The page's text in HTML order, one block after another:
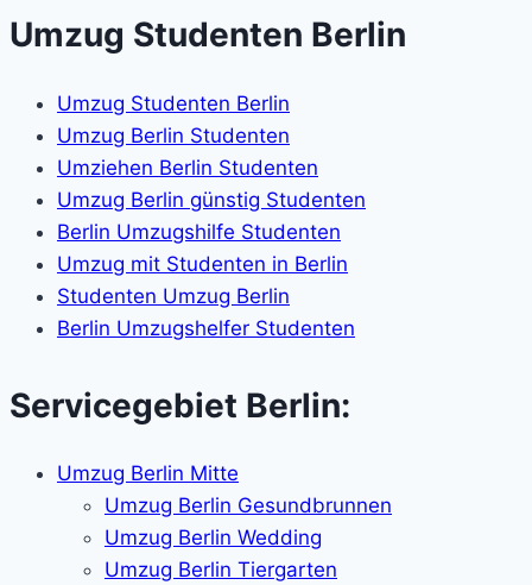
Umzug Studenten Berlin
Umzug Studenten Berlin
Umzug Berlin Studenten
Umziehen Berlin Studenten
Umzug Berlin günstig Studenten
Berlin Umzugshilfe Studenten
Umzug mit Studenten in Berlin
Studenten Umzug Berlin
Berlin Umzugshelfer Studenten
Servicegebiet Berlin:
Umzug Berlin Mitte
Umzug Berlin Gesundbrunnen
Umzug Berlin Wedding
Umzug Berlin Tiergarten